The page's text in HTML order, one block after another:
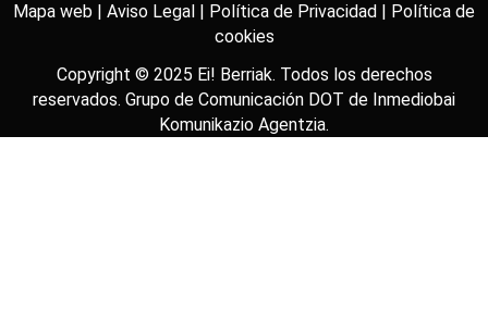
Mapa web | Aviso Legal | Política de Privacidad |
Política de
cookies
Copyright © 2025 Ei! Berriak. Todos los derechos
reservados. Grupo de Comunicación DOT de Inmediobai
Komunikazio Agentzia.